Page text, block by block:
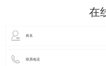
在